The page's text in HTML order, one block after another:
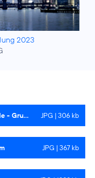
2023
P. Löscher, M. Haas, M. Rolle - Gruppenbild JPG | 306 kb
JPG | 367 kb